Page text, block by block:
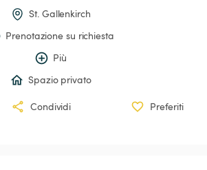
St. Gallenkirch
Prenotazione su richiesta
Più
Spazio privato
Condividi Preferiti